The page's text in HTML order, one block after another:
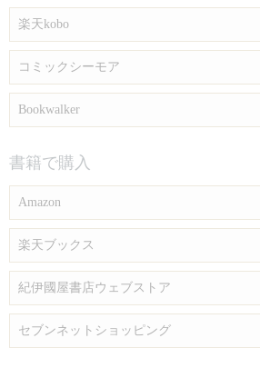
楽天kobo
コミックシーモア
Bookwalker
書籍で購入
Amazon
楽天ブックス
紀伊國屋書店ウェブストア
セブンネットショッピング